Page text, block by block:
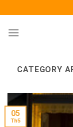
to
content
CATEGORY
05
Th5